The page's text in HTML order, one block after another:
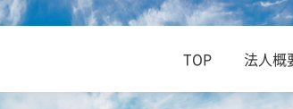
TOP 法人概